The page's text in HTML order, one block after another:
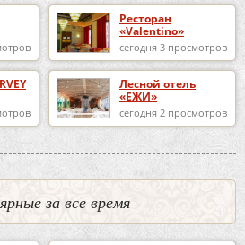
Ресторан
«Valentino»
сегодня 3 просмотров
Лесной отель
«ЕЖИ»
сегодня 2 просмотров
за все время